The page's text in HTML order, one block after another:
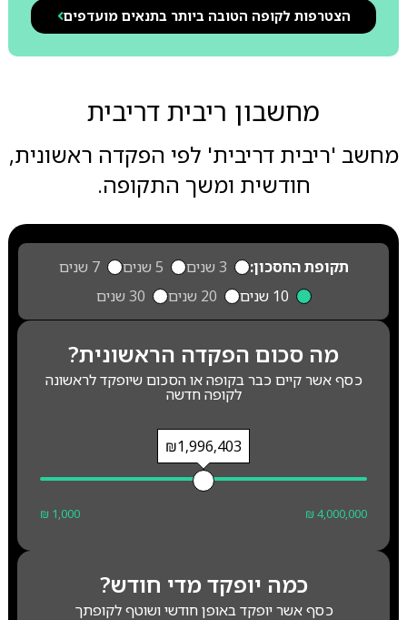
הצטרפות לקופה הטובה ביותר בתנאים מועדפים
מחשבון ריבית דריבית
מחשב 'ריבית דריבית' לפי הפקדה ראשונית,
חודשית ומשך התקופה.
תקופת החסכון: 3 שנים 5 שנים
7 שנים
10 שנים
20 שנים 30 שנים
מה סכום הפקדה הראשונית?
כסף אשר קיים כבר בקופה או הסכום שיופקד לראשונה
לקופה חדשה
₪1,996,403
₪ 1,000 ₪ 4,000,000
כמה יופקד מדי חודש?
כסף אשר יופקד באופן חודשי ושוטף לקופתך